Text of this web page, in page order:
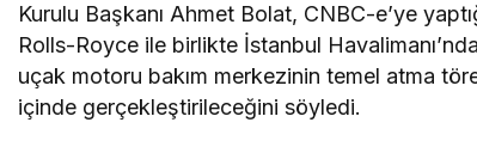
Kurulu Başkanı Ahmet Bolat, CNBC-e’ye
Rolls-Royce ile birlikte İstanbul
uçak motoru bakım merkezinin temel atma
içinde gerçekleştirileceğini söyledi.